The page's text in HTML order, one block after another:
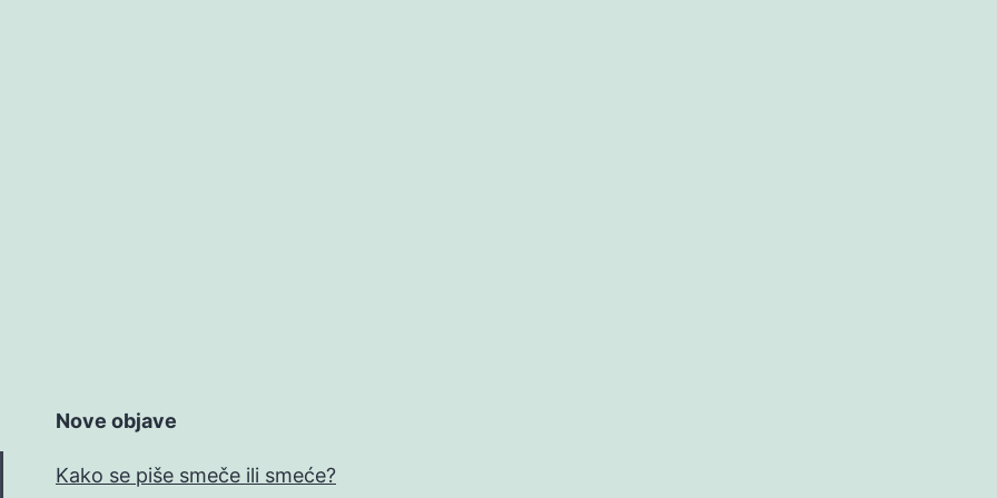
Nove objave
Kako se piše smeče ili smeće?